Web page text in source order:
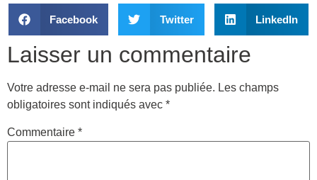
Facebook Twitter LinkedIn
Laisser un commentaire
Votre adresse e-mail ne sera pas publiée. Les champs
obligatoires sont indiqués avec *
Commentaire *